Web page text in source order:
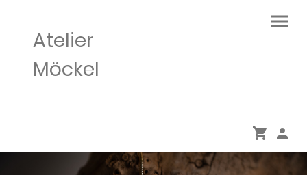
Atelier
Möckel